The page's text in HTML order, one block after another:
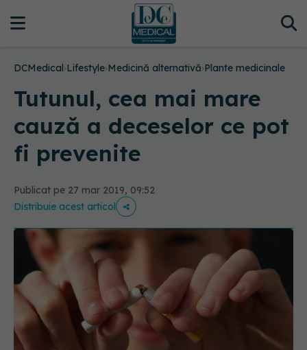
DCMedical›Lifestyle›Medicină alternativă›Plante medicinale
Tutunul, cea mai mare
cauză a deceselor ce pot
fi prevenite
Publicat pe 27 mar 2019, 09:52
Distribuie acest articol